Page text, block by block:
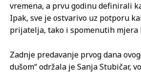
vremena, a prvu godinu definirali
Ipak, sve je ostvarivo uz potporu
prijatelja, tako i spomenutih mjera
Zadnje predavanje prvog dana
dušom“ održala je Sanja Stubičar,